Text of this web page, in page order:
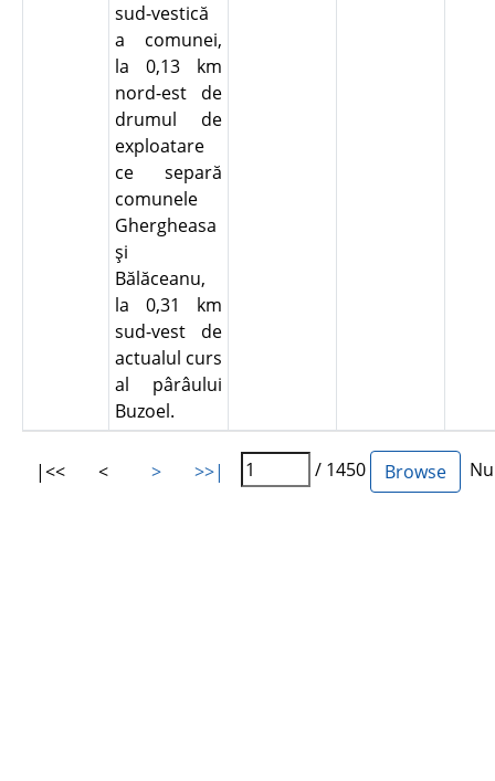
sud-vestică
a comunei,
la 0,13 km
nord-est de
drumul de
exploatare
ce separă
comunele
Ghergheasa
şi
Bălăceanu,
la 0,31 km
sud-vest de
actualul curs
al pârâului
Buzoel.
|<< < > >>| / 1450